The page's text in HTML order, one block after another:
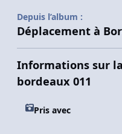
Depuis l’album :
Déplacement à
Informations sur
bordeaux 011
Pris avec